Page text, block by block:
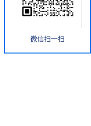
微信扫一扫